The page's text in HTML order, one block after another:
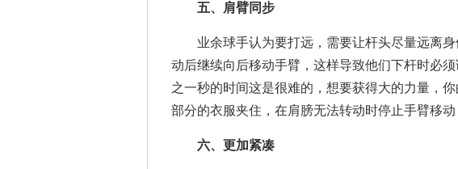
五、肩臂同步
业余球手认为要打远，需要让杆头尽量远离身
动后继续向后移动手臂，这样导致他们下杆时必
之一秒的时间这是很难的，想要获得大的力量，
部分的衣服夹住，在肩膀无法转动时停止手臂移动
六、更加紧凑